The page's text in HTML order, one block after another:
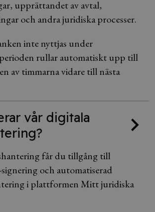
upprättandet av avtal,
och andra juridiska processer.
inte nyttjas under
rullar automatiskt upp till
av timmarna vidare till nästa
vår digitala
får du tillgång till
och automatiserad
i plattformen Mitt juridiska